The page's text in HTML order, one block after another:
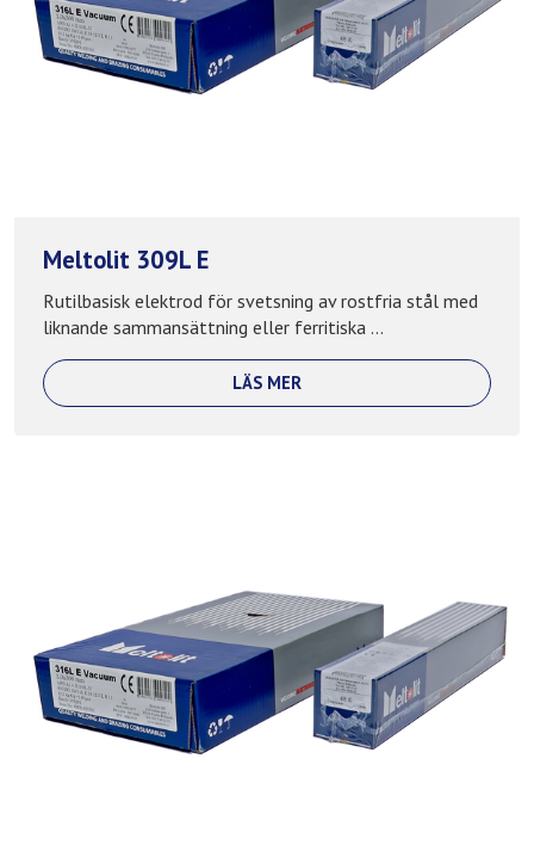
Meltolit 309L E
Rutilbasisk elektrod för svetsning av rostfria stål med
liknande sammansättning eller ferritiska ...
LÄS MER